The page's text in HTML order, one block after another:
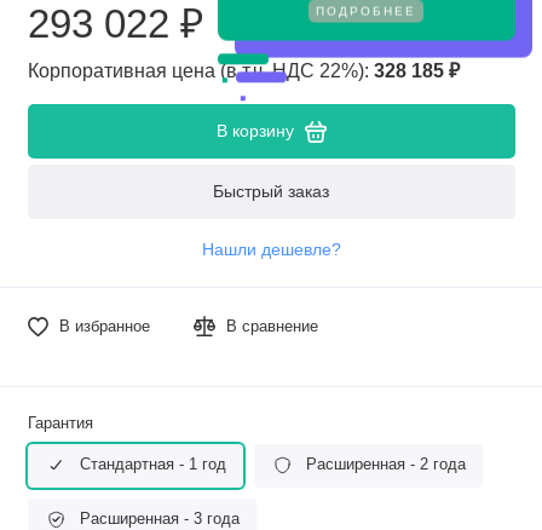
ПОДРОБНЕЕ
293 022 ₽
Корпоративная цена (в т.ч. НДС 22%): 328 185 ₽
В корзину
Быстрый заказ
Нашли дешевле?
В избранное В сравнение
Гарантия
Стандартная - 1 год Расширенная - 2 года
Расширенная - 3 года